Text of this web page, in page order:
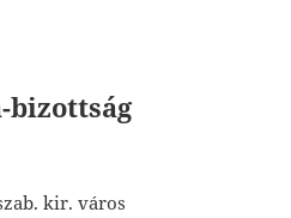
bizottság
kir. város